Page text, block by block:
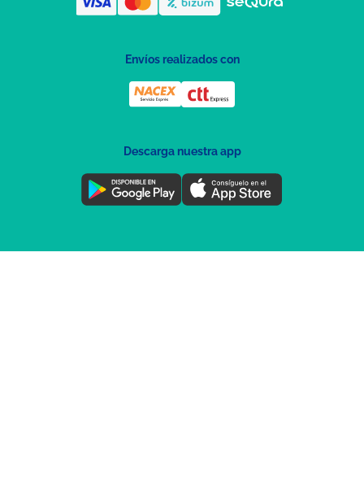
Envíos realizados con
Descarga nuestra app